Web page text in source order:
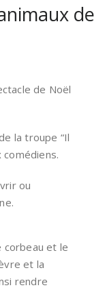
de
de Noël
la troupe “Il
ou
et le
et la
rendre